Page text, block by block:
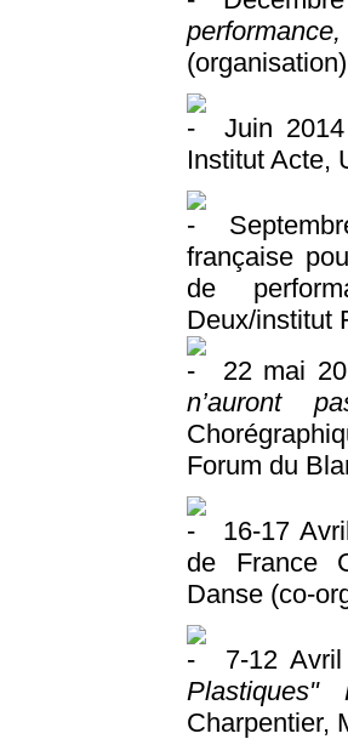
(organisation)
Juin
Institut Acte,
française
de
Deux/institut
22 mai
n’auront
Forum du
16-17
de France
Danse (co-
7-12
Charpentier,